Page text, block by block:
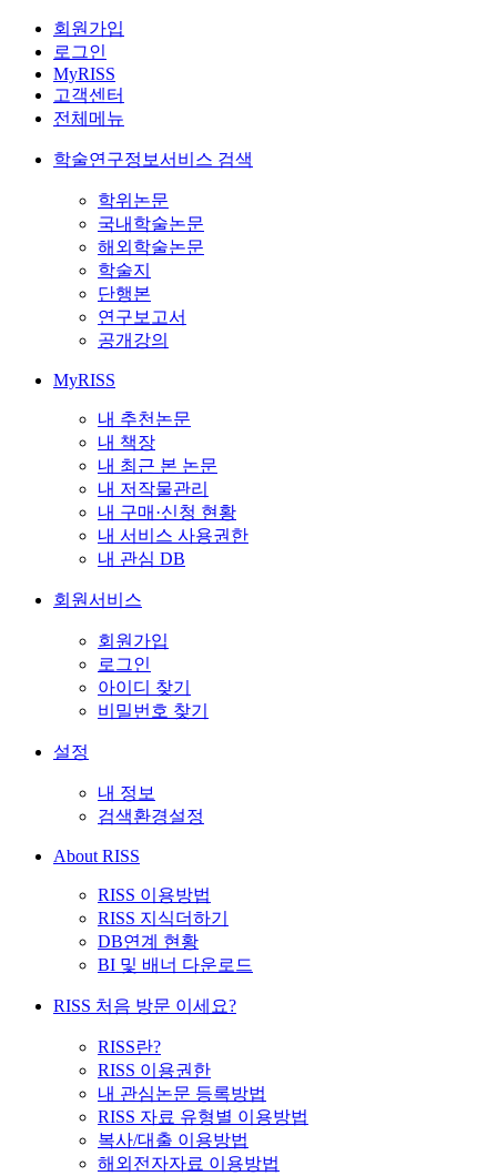
회원가입
로그인
MyRISS
고객센터
전체메뉴
학술연구정보서비스 검색
학위논문
국내학술논문
해외학술논문
학술지
단행본
연구보고서
공개강의
MyRISS
내 추천논문
내 책장
내 최근 본 논문
내 저작물관리
내 구매·신청 현황
내 서비스 사용권한
내 관심 DB
회원서비스
회원가입
로그인
아이디 찾기
비밀번호 찾기
설정
내 정보
검색환경설정
About RISS
RISS 이용방법
RISS 지식더하기
DB연계 현황
BI 및 배너 다운로드
RISS 처음 방문 이세요?
RISS란?
RISS 이용권한
내 관심논문 등록방법
RISS 자료 유형별 이용방법
복사/대출 이용방법
해외전자자료 이용방법